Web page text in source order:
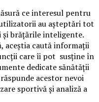
ce interesul pentru
au așteptări tot
brățările inteligente.
aceștia caută informații
care îi pot susține în
dedicate sănătății
acestor nevoi
sportivă și analiză a